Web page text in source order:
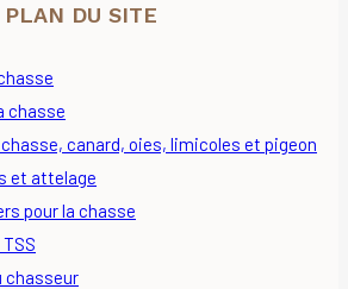
PLAN DU SITE
chasse
canard, oies, limicoles et pigeon
et attelage
pour la chasse
chasseur